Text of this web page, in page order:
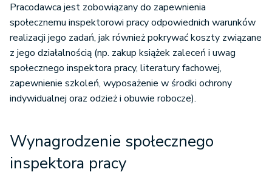
Pracodawca jest zobowiązany do zapewnienia
społecznemu inspektorowi pracy odpowiednich warunków
realizacji jego zadań, jak również pokrywać koszty związane
z jego działalnością (np. zakup książek zaleceń i uwag
społecznego inspektora pracy, literatury fachowej,
zapewnienie szkoleń, wyposażenie w środki ochrony
indywidualnej oraz odzież i obuwie robocze).
Wynagrodzenie społecznego
inspektora pracy